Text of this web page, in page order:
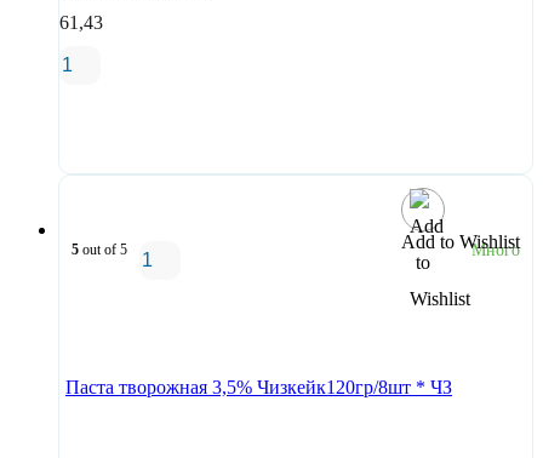
61,43
Add to Wishlist
5 out of 5 Много
Паста творожная 3,5% Чизкейк120гр/8шт * ЧЗ